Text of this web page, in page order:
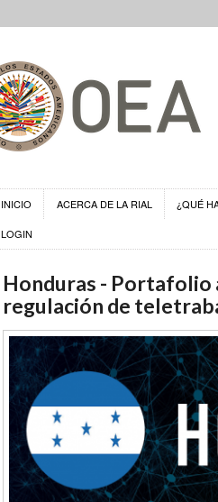
INICIO ACERCA DE LA RIAL ¿QUÉ
LOGIN
Honduras - Portafolio
regulación de